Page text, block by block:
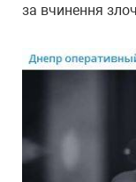
за вчинення